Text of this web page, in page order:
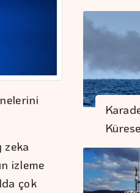
zeka
izleme
çok